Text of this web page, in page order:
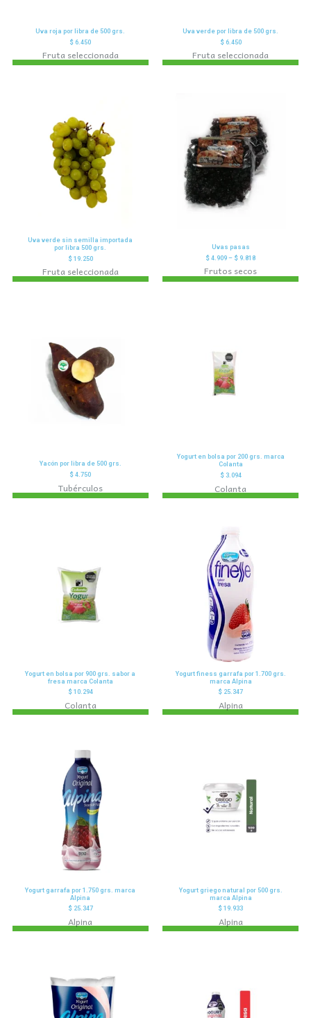
Uva roja por libra de 500 grs.
$ 6.450
Fruta seleccionada
Uva verde por libra de 500 grs.
$6.450
Fruta seleccionada
Uva verde sin semilla importada
por libra 500 grs.
$19.250
Fruta seleccionada
Uvas pasas
$ 4.909 – $ 9.818
Frutos secos
Yacón por libra de 500 grs.
$ 4.750
Tubérculos
Yogurt en bolsa por 200 grs. marca
Colanta
$3.094
Colanta
Yogurt en bolsa por 900 grs. sabor a
fresa marca Colanta
$10.294
Colanta
Yogurt finess garrafa por 1.700 grs.
marca Alpina
$ 25.347
Alpina
Yogurt garrafa por 1.750 grs. marca
Alpina
$25.347
Alpina
Yogurt griego natural por 500 grs.
marca Alpina
$ 19.933
Alpina